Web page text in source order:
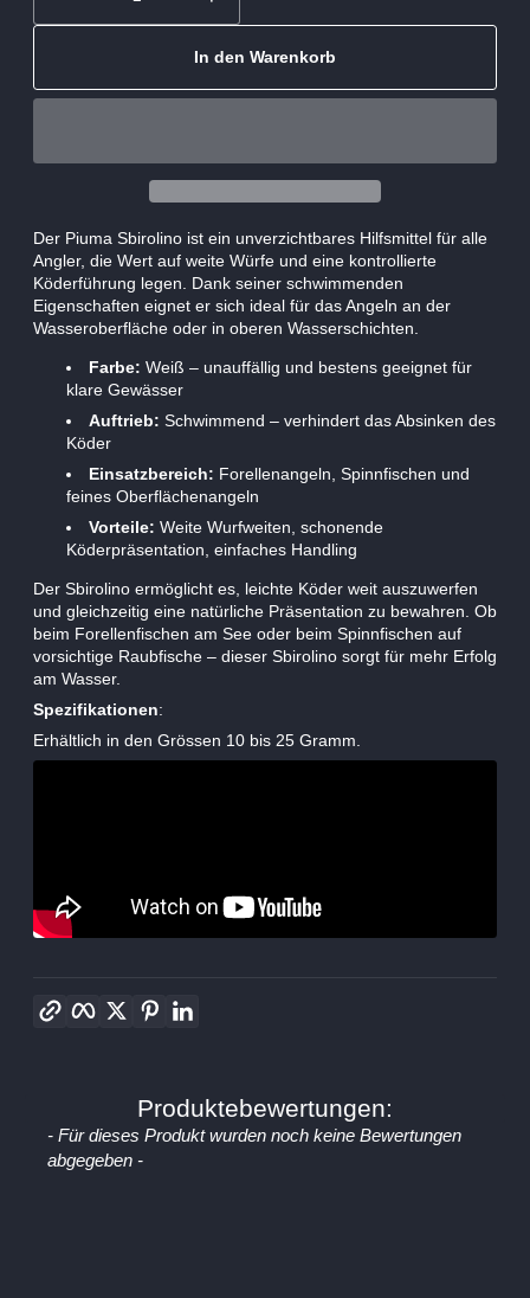
In den Warenkorb
Der Piuma Sbirolino ist ein unverzichtbares Hilfsmittel für alle
Angler, die Wert auf weite Würfe und eine kontrollierte
Köderführung legen. Dank seiner schwimmenden
Eigenschaften eignet er sich ideal für das Angeln an der
Wasseroberfläche oder in oberen Wasserschichten.
Farbe: Weiß – unauffällig und bestens geeignet für
klare Gewässer
Auftrieb: Schwimmend – verhindert das Absinken des
Köder
Einsatzbereich: Forellenangeln, Spinnfischen und
feines Oberflächenangeln
Vorteile: Weite Wurfweiten, schonende
Köderpräsentation, einfaches Handling
Der Sbirolino ermöglicht es, leichte Köder weit auszuwerfen
und gleichzeitig eine natürliche Präsentation zu bewahren. Ob
beim Forellenfischen am See oder beim Spinnfischen auf
vorsichtige Raubfische – dieser Sbirolino sorgt für mehr Erfolg
am Wasser.
Spezifikationen:
Erhältlich in den Grössen 10 bis 25 Gramm.
FacebookTwitterPinterest
Produktebewertungen:
- Für dieses Produkt wurden noch keine Bewertungen
abgegeben -
New content loaded